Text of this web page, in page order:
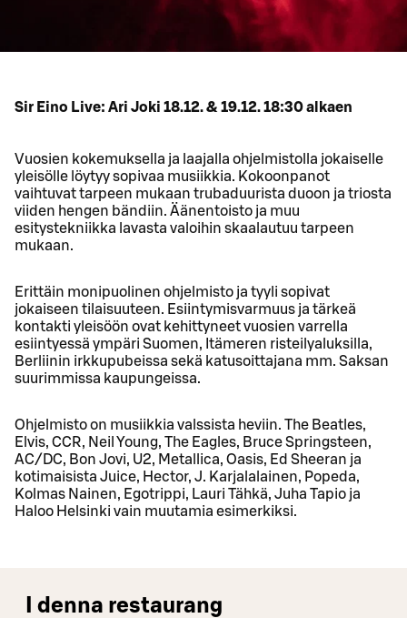
Sir Eino Live: Ari Joki 18.12. & 19.12. 18:30 alkaen
Vuosien kokemuksella ja laajalla ohjelmistolla jokaiselle
yleisölle löytyy sopivaa musiikkia. Kokoonpanot
vaihtuvat tarpeen mukaan trubaduurista duoon ja triosta
viiden hengen bändiin. Äänentoisto ja muu
esitystekniikka lavasta valoihin skaalautuu tarpeen
mukaan.
Erittäin monipuolinen ohjelmisto ja tyyli sopivat
jokaiseen tilaisuuteen. Esiintymisvarmuus ja tärkeä
kontakti yleisöön ovat kehittyneet vuosien varrella
esiintyessä ympäri Suomen, Itämeren risteilyaluksilla,
Berliinin irkkupubeissa sekä katusoittajana mm. Saksan
suurimmissa kaupungeissa.
Ohjelmisto on musiikkia valssista heviin. The Beatles,
Elvis, CCR, Neil Young, The Eagles, Bruce Springsteen,
AC/DC, Bon Jovi, U2, Metallica, Oasis, Ed Sheeran ja
kotimaisista Juice, Hector, J. Karjalalainen, Popeda,
Kolmas Nainen, Egotrippi, Lauri Tähkä, Juha Tapio ja
Haloo Helsinki vain muutamia esimerkiksi.
I denna restaurang